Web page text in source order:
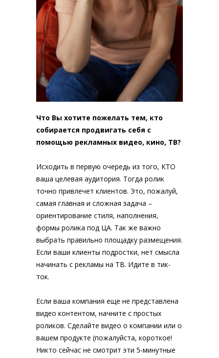
Что Вы хотите пожелать тем, кто
собирается продвигать себя с
помощью рекламных видео, кино, ТВ?
Исходить в первую очередь из того, КТО
ваша целевая аудитория. Тогда ролик
точно привлечет клиентов. Это, пожалуй,
самая главная и сложная задача –
ориентирование стиля, наполнения,
формы ролика под ЦА. Так же важно
выбрать правильно площадку размещения.
Если ваши клиенты подростки, нет смысла
начинать с рекламы на ТВ. Идите в тик-
ток.
Если ваша компания еще не представлена
видео контентом, начните с простых
роликов. Сделайте видео о компании или о
вашем продукте (пожалуйста, короткое!
Никто сейчас не смотрит эти 5-минутные